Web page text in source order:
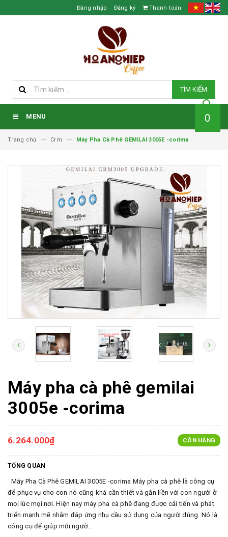
Đăng nhập Đăng ký Thanh toán
TÌM KIẾM
MENU 0
Trang chủ Crm Máy Pha Cà Phê GEMILAI 3005E -corima
Máy pha cà phê gemilai
3005e -corima
6.264.000₫ CÒN HÀNG
TỔNG QUAN
Máy Pha Cà Phê GEMILAI 3005E -corima Máy pha cà phê là công cụ
để phục vụ cho con nó cũng khá cần thiết và gắn liền với con người ở
mọi lúc mọi nơi. Hiện nay máy pha cà phê đang được cải tiến và phát
triển mạnh mẽ nhằm đáp ứng nhu cầu sử dụng của người dùng. Nó là
công cụ để giúp mỗi ngườ...